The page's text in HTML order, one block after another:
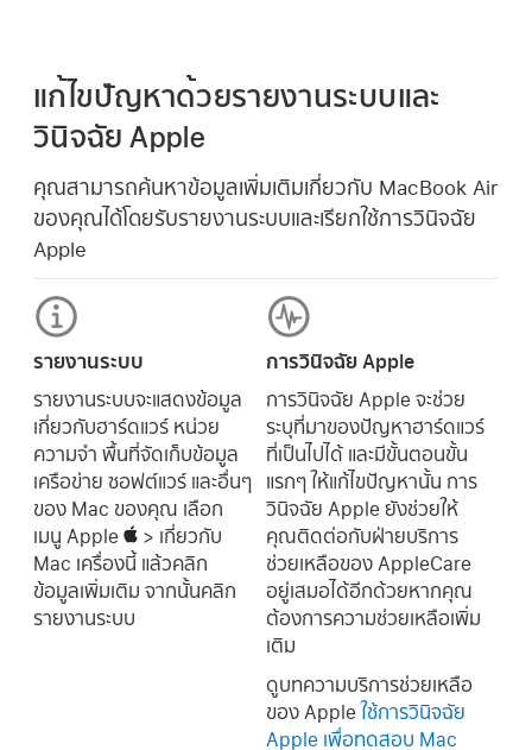
แก้ไขปัญหาด้วยรายงานระบบและ
วินิจฉัย Apple
คุณสามารถค้นหาข้อมูลเพิ่มเติมเกี่ยวกับ MacBook Air
ของคุณได้โดยรับรายงานระบบและเรียกใช้การวินิจฉัย
Apple
รายงานระบบ
รายงานระบบจะแสดงข้อมูล
เกี่ยวกับฮาร์ดแวร์ หน่วย
ความจำ พื้นที่จัดเก็บข้อมูล
เครือข่าย ซอฟต์แวร์ และอื่นๆ
ของ Mac ของคุณ เลือก
เมนู Apple
> เกี่ยวกับ
Mac เครื่องนี้ แล้วคลิก
ข้อมูลเพิ่มเติม จากนั้นคลิก
รายงานระบบ
การวินิจฉัย Apple
การวินิจฉัย Apple จะช่วย
ระบุที่มาของปัญหาฮาร์ดแวร์
ที่เป็นไปได้ และมีขั้นตอนขั้น
แรกๆ ให้แก้ไขปัญหานั้น การ
วินิจฉัย Apple ยังช่วยให้
คุณติดต่อกับฝ่ายบริการ
ช่วยเหลือของ AppleCare
อยู่เสมอได้อีกด้วยหากคุณ
ต้องการความช่วยเหลือเพิ่ม
เติม
ดูบทความบริการช่วยเหลือ
ของ Apple ใช้การวินิจฉัย
Apple เพื่อทดสอบ Mac